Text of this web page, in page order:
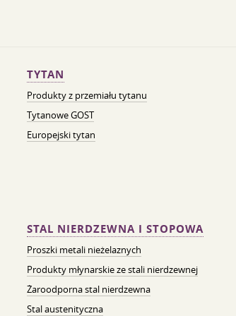
TYTAN
Produkty z przemiału tytanu
Tytanowe GOST
Europejski tytan
STAL NIERDZEWNA I STOPOWA
Proszki metali nieżelaznych
Produkty młynarskie ze stali nierdzewnej
Żaroodporna stal nierdzewna
Stal austenityczna